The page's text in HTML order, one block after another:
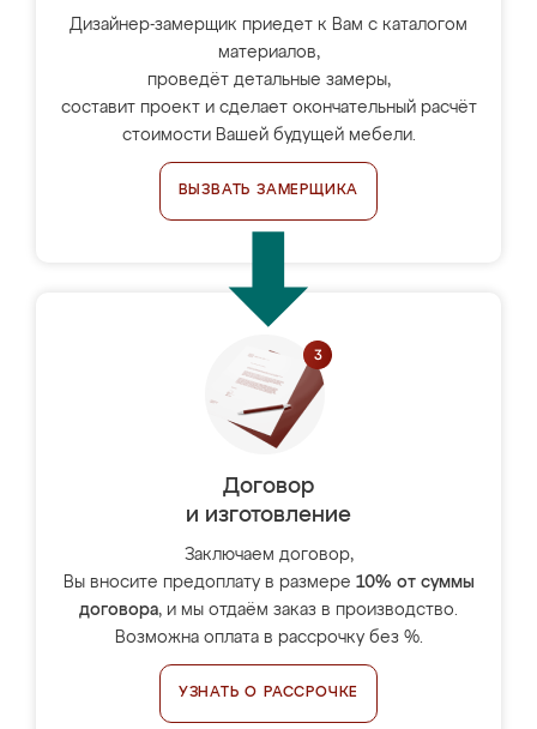
Дизайнер-замерщик приедет к Вам с каталогом
материалов,
проведёт детальные замеры,
составит проект и сделает окончательный расчёт
стоимости Вашей будущей мебели.
ВЫЗВАТЬ ЗАМЕРЩИКА
Договор
и изготовление
Заключаем договор,
Вы вносите предоплату в размере 10% от суммы
договора, и мы отдаём заказ в производство.
Возможна оплата в рассрочку без %.
УЗНАТЬ О РАССРОЧКЕ